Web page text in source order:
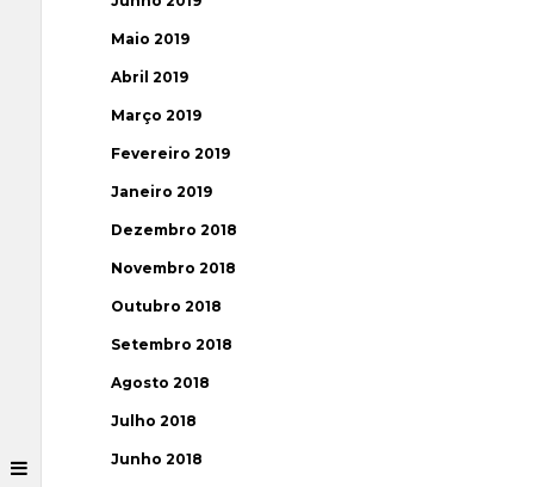
Maio 2019
Abril 2019
Março 2019
Fevereiro 2019
Janeiro 2019
Dezembro 2018
Novembro 2018
Outubro 2018
Setembro 2018
Agosto 2018
Julho 2018
Junho 2018